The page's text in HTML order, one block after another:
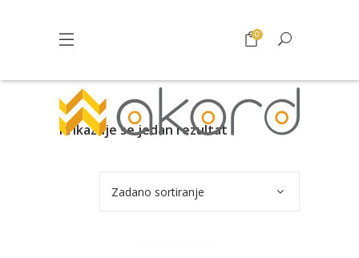
0
Prikazuje se jedan rezultat
Zadano sortiranje